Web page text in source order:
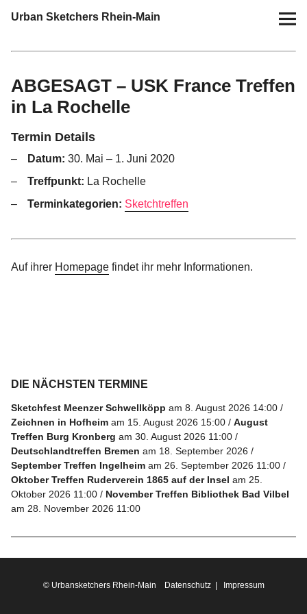
Urban Sketchers Rhein-Main
Home
Termine
10 Jahre USk Rhein-Main
Zeichen-Projekte
Blog
Info
auf
Info
ABGESAGT – USK France Treffen
in La Rochelle
Termin Details
Datum: 30. Mai – 1. Juni 2020
Treffpunkt: La Rochelle
Terminkategorien: Sketchtreffen
Auf ihrer Homepage findet ihr mehr Informationen.
DIE NÄCHSTEN TERMINE
Sketchfest Meenzer Schwellköpp am 8. August 2026 14:00
Zeichnen in Hofheim am 15. August 2026 15:00
August
Treffen Burg Kronberg am 30. August 2026 11:00
Deutschlandtreffen Bremen am 18. September 2026
September Treffen Ingelheim am 26. September 2026 11:00
Oktober Treffen Ruderverein 1865 auf der Insel am 25.
Oktober 2026 11:00
November Treffen Bibliothek Bad Vilbel
am 28. November 2026 11:00
© Urbansketchers Rhein-Main Datenschutz| Impressum